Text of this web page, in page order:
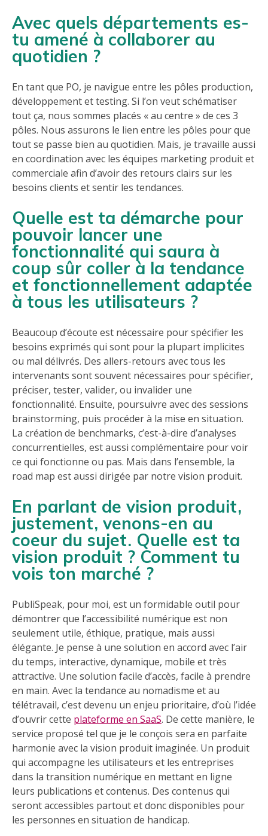
Avec quels départements es-
tu amené à collaborer au
quotidien ?
En tant que PO, je navigue entre les pôles production,
développement et testing. Si l’on veut schématiser
tout ça, nous sommes placés « au centre » de ces 3
pôles. Nous assurons le lien entre les pôles pour que
tout se passe bien au quotidien. Mais, je travaille aussi
en coordination avec les équipes marketing produit et
commerciale afin d’avoir des retours clairs sur les
besoins clients et sentir les tendances.
Quelle est ta démarche pour
pouvoir lancer une
fonctionnalité qui saura à
coup sûr coller à la tendance
et fonctionnellement adaptée
à tous les utilisateurs ?
Beaucoup d’écoute est nécessaire pour spécifier les
besoins exprimés qui sont pour la plupart implicites
ou mal délivrés. Des allers-retours avec tous les
intervenants sont souvent nécessaires pour spécifier,
préciser, tester, valider, ou invalider une
fonctionnalité. Ensuite, poursuivre avec des sessions
brainstorming, puis procéder à la mise en situation.
La création de benchmarks, c’est-à-dire d’analyses
concurrentielles, est aussi complémentaire pour voir
ce qui fonctionne ou pas. Mais dans l’ensemble, la
road map est aussi dirigée par notre vision produit.
En parlant de vision produit,
justement, venons-en au
coeur du sujet. Quelle est ta
vision produit ? Comment tu
vois ton marché ?
PubliSpeak, pour moi, est un formidable outil pour
démontrer que l’accessibilité numérique est non
seulement utile, éthique, pratique, mais aussi
élégante. Je pense à une solution en accord avec l’air
du temps, interactive, dynamique, mobile et très
attractive. Une solution facile d’accès, facile à prendre
en main. Avec la tendance au nomadisme et au
télétravail, c’est devenu un enjeu prioritaire, d’où l’idée
d’ouvrir cette plateforme en SaaS. De cette manière, le
service proposé tel que je le conçois sera en parfaite
harmonie avec la vision produit imaginée. Un produit
qui accompagne les utilisateurs et les entreprises
dans la transition numérique en mettant en ligne
leurs publications et contenus. Des contenus qui
seront accessibles partout et donc disponibles pour
les personnes en situation de handicap.